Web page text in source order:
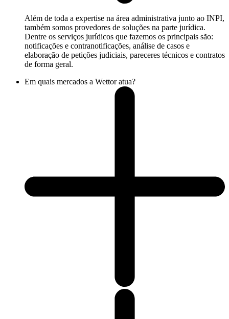
Além de toda a expertise na área administrativa junto ao INPI,
também somos provedores de soluções na parte jurídica.
Dentre os serviços jurídicos que fazemos os principais são:
notificações e contranotificações, análise de casos e
elaboração de petições judiciais, pareceres técnicos e contratos
de forma geral.
Em quais mercados a Wettor atua?